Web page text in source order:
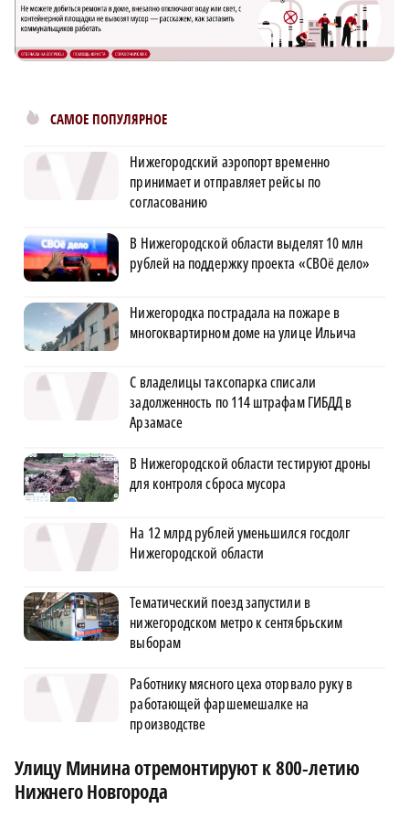
САМОЕ ПОПУЛЯРНОЕ
Нижегородский аэропорт временно
принимает и отправляет рейсы по
согласованию
В Нижегородской области выделят 10 млн
рублей на поддержку проекта «СВОё дело»
Нижегородка пострадала на пожаре в
многоквартирном доме на улице Ильича
С владелицы таксопарка списали
задолженность по 114 штрафам ГИБДД в
Арзамасе
В Нижегородской области тестируют дроны
для контроля сброса мусора
На 12 млрд рублей уменьшился госдолг
Нижегородской области
Тематический поезд запустили в
нижегородском метро к сентябрьским
выборам
Работнику мясного цеха оторвало руку в
работающей фаршемешалке на
производстве
Улицу Минина отремонтируют к 800-летию
Нижнего Новгорода